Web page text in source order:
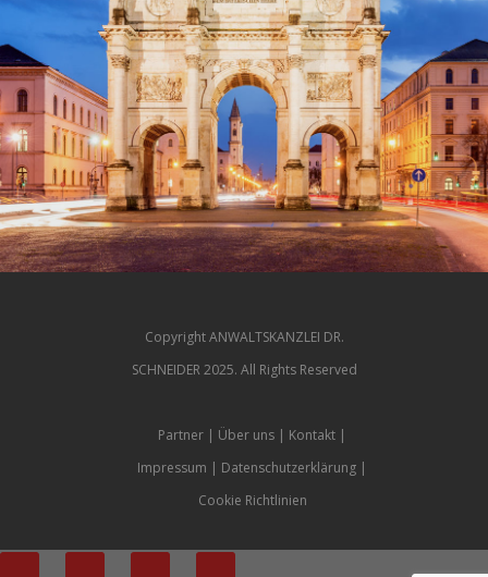
Copyright ANWALTSKANZLEI DR.
SCHNEIDER 2025. All Rights Reserved
Partner Über uns
Kontakt
Impressum
Datenschutzerklärung
Cookie Richtlinien